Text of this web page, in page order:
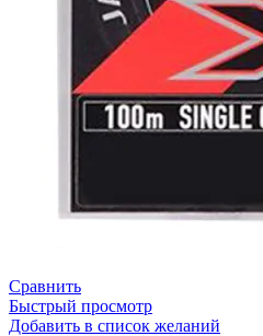
Сравнить
Быстрый просмотр
Добавить в список желаний